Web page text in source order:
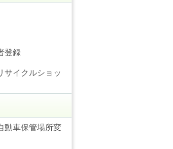
登録
サイクルショッ
動車保管場所変